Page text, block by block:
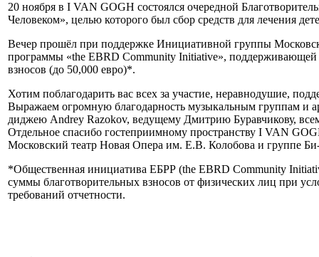
20 ноября в I VAN GOGH состоялся очередной
Человеком», целью которого был сбор средств для лечения
Вечер прошёл при поддержке Инициативной группы
программы «the EBRD Community Initiative»,
взносов (до 50,000 евро)*.
Хотим поблагодарить вас всех за участие, неравнодушие,
Выражаем огромную благодарность музыкальным группам
диджею Andrey Razokov, ведущему Дмитрию Буравчикову,
Отдельное спасибо гостеприимному пространству I VAN
Московский театр Новая Опера им. Е.В. Колобова и группе
*Общественная инициатива ЕБРР (the EBRD Community
суммы благотворительных взносов от физических лиц при
требований отчетности.